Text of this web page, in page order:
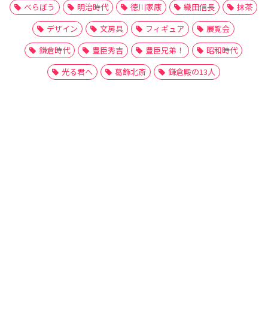
べらぼう
明治時代 徳川家康 織田信長
抹茶
デザイン
文房具 フィギュア
展覧会
鎌倉時代
豊臣秀吉 豊臣兄弟！
昭和時代
光る君へ
葛飾北斎 鎌倉殿の13人